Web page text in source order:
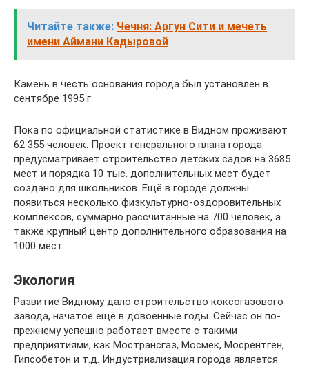
Читайте также: Чечня: Аргун Сити и мечеть
имени Аймани Кадыровой
Камень в честь основания города был установлен в
сентябре 1995 г.
Пока по официальной статистике в Видном проживают
62 355 человек. Проект генерального плана города
предусматривает строительство детских садов на 3685
мест и порядка 10 тыс. дополнительных мест будет
создано для школьников. Ещё в городе должны
появиться несколько физкультурно-оздоровительных
комплексов, суммарно рассчитанные на 700 человек, а
также крупный центр дополнительного образования на
1000 мест.
Экология
Развитие Видному дало строительство коксогазового
завода, начатое ещё в довоенные годы. Сейчас он по-
прежнему успешно работает вместе с такими
предприятиями, как Мострансгаз, Мосмек, Мосрентген,
Гипсобетон и т.д. Индустриализация города является